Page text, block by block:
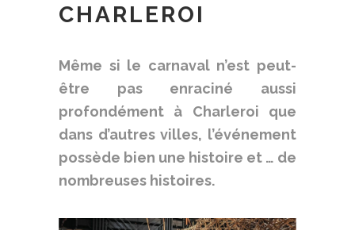
CHARLEROI
Même si le carnaval n’est peut-
être pas enraciné aussi
profondément à Charleroi que
dans d’autres villes, l’événement
possède bien une histoire et … de
nombreuses histoires.